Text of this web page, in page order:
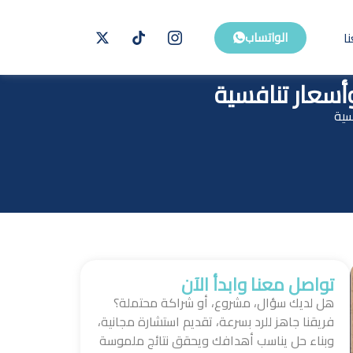
الواتساب
تنافسية
تواصل معنا وابدأ الآن
هل لديك سؤال، مشروع، أو شراكة محتملة؟
فريقنا جاهز للرد بسرعة، تقديم استشارة مجانية،
وبناء حل يناسب أهدافك ويحقق نتائج ملموسة